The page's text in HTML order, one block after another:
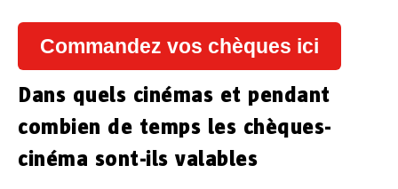
Commandez vos chèques ici
Dans quels cinémas et pendant
combien de temps les chèques-
cinéma sont-ils valables